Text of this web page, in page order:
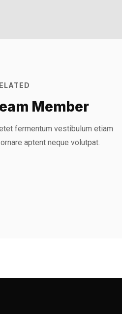
Member
fermentum vestibulum etiam
ornare aptent neque volutpat.